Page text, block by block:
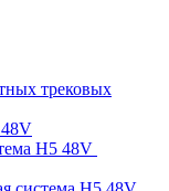
трековых
H5 48V